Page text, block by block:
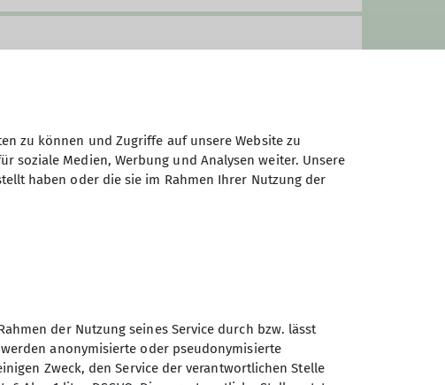
wobei sich die Schwerpunkte auch
Die Anreise erfolgt dann möglichst
Führungen statt und
ab.
zu bilden, zu den entfernter liegenden
Sektion Duisburg des
Deutschen Alpenvereins e.V.
zu können und Zugriffe auf unsere Website zu
soziale Medien, Werbung und Analysen weiter. Unsere
haben oder die sie im Rahmen Ihrer Nutzung der
der Nutzung seines Service durch bzw. lässt
anonymisierte oder pseudonymisierte
Zweck, den Service der verantwortlichen Stelle